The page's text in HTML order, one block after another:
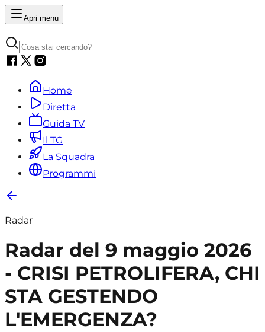
Apri menu
Home
Diretta
Guida TV
Il TG
La Squadra
Programmi
Radar
Radar del 9 maggio 2026
- CRISI PETROLIFERA, CHI
STA GESTENDO
L'EMERGENZA?